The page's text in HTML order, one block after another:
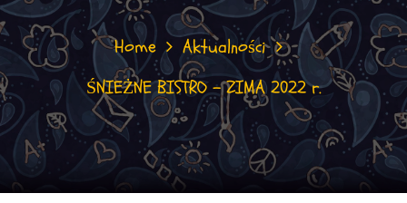
Home
Aktualności
ŚNIEŻNE BISTRO – ZIMA 2022 r.